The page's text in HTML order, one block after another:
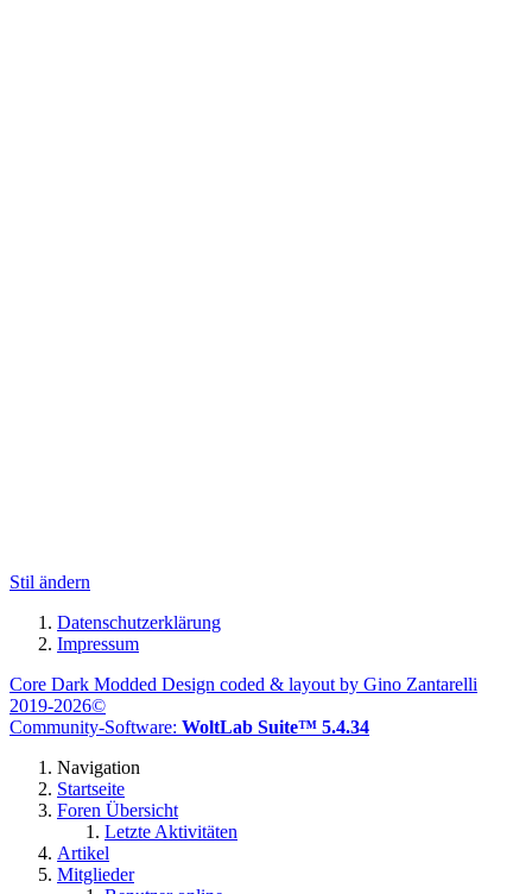
Stil ändern
Datenschutzerklärung
Impressum
Core Dark Modded Design coded & layout by Gino Zantarelli
2019-2026©
Community-Software: WoltLab Suite™ 5.4.34
Navigation
Startseite
Foren Übersicht
Letzte Aktivitäten
Artikel
Mitglieder